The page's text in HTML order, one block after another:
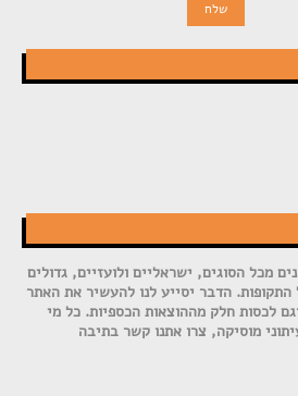
מכל הסוגים, ישראליים ולועזיים, גדולים
התקופות. הדבר יסייע לנו להעשיר את האתר
לכסות חלק מההוצאות הכספיות. כל מי
מוסיקה, צרו אתנו קשר בתיבה